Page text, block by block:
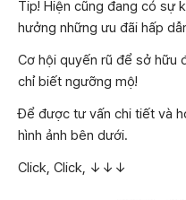
Tip! Hiện cũng đang có sự
hưởng những ưu đãi hấp
Cơ hội quyến rũ để sở hữu
chỉ biết ngưỡng mộ!
Để được tư vấn chi tiết và
hình ảnh bên dưới.
Click, Click, ↓↓↓